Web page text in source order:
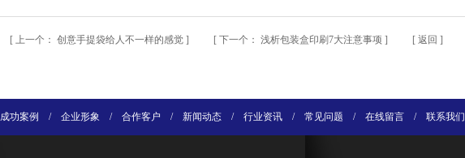
[上一个：创意手提袋给人不一样的感觉] [下一个：浅析包装盒印刷7大注意事项] [ 返回]
成功案例 / 企业形象 / 合作客户 / 新闻动态 / 行业资讯 / 常见问题 / 在线留言 / 联系我们